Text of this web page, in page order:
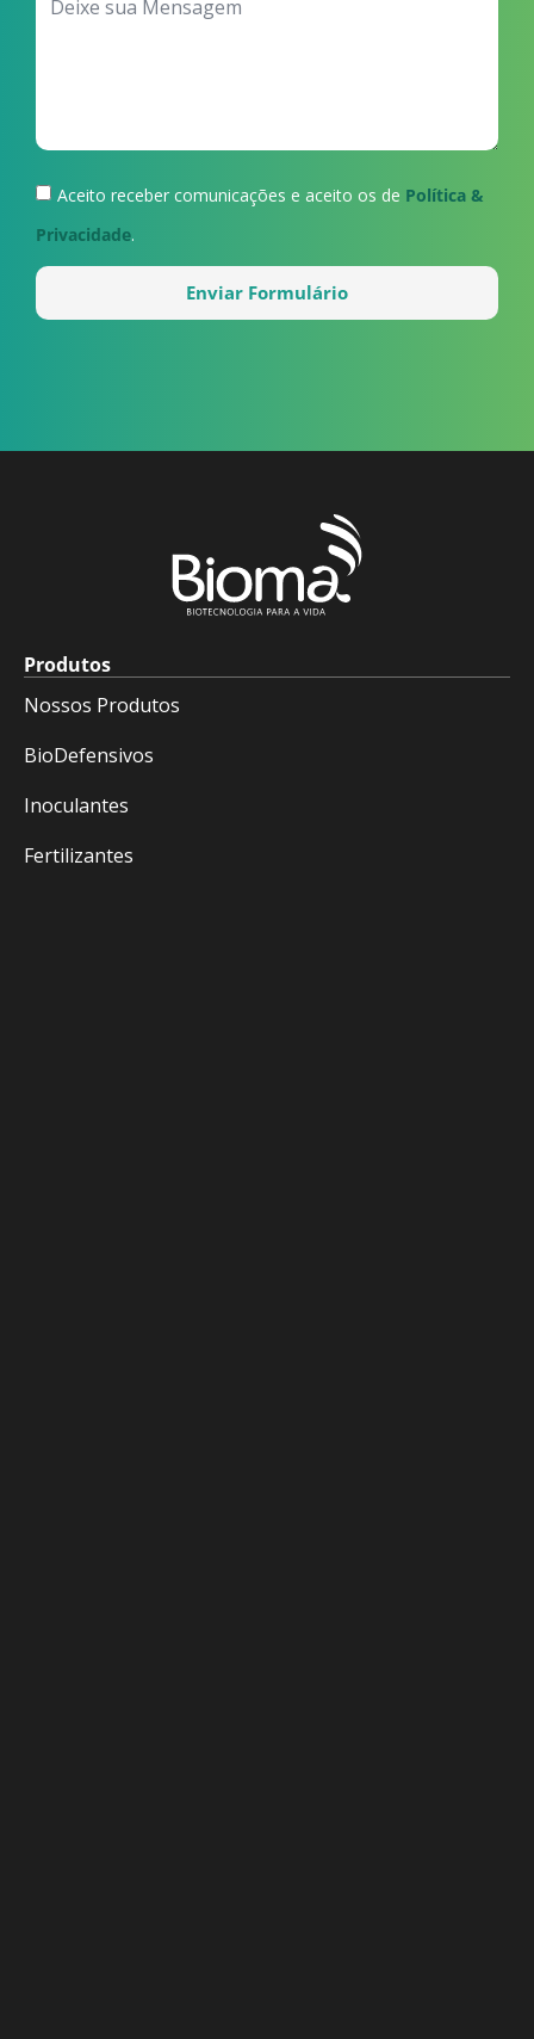
Aceito receber comunicações e aceito os de Política &
Privacidade.
Enviar Formulário
Produtos
Nossos Produtos
BioDefensivos
Inoculantes
Fertilizantes